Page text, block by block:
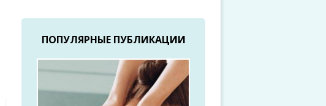
ПОПУЛЯРНЫЕ ПУБЛИКАЦИИ